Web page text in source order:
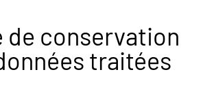
de conservation
traitées